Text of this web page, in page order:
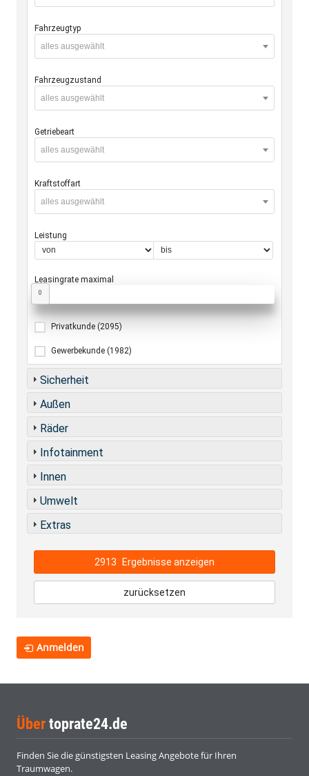
Fahrzeugtyp
alles ausgewählt
Fahrzeugzustand
alles ausgewählt
Getriebeart
alles ausgewählt
Kraftstoffart
alles ausgewählt
Leistung
Leasingrate maximal
0
Privatkunde (2095)
Gewerbekunde (1982)
Sicherheit
Außen
Räder
Infotainment
Innen
Umwelt
Extras
2913 Ergebnisse anzeigen
zurücksetzen
Anmelden
Über toprate24.de
Finden Sie die günstigsten Leasing Angebote für Ihren
Traumwagen.